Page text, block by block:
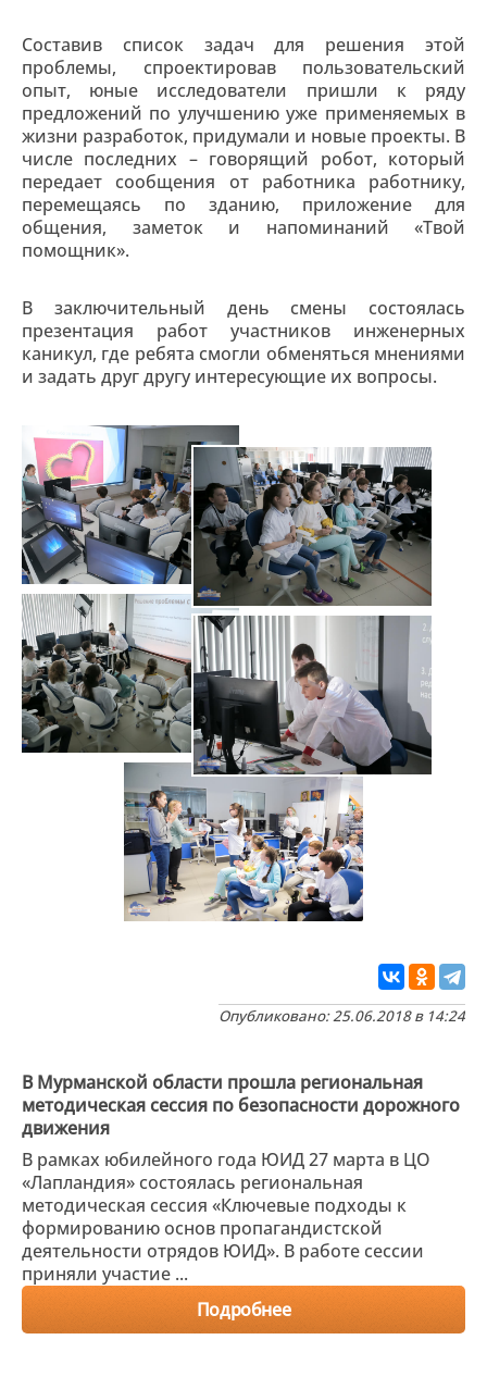
Составив список задач для решения этой
проблемы, спроектировав пользовательский
опыт, юные исследователи пришли к ряду
предложений по улучшению уже применяемых в
жизни разработок, придумали и новые проекты. В
числе последних – говорящий робот, который
передает сообщения от работника работнику,
перемещаясь по зданию, приложение для
общения, заметок и напоминаний «Твой
помощник».
В заключительный день смены состоялась
презентация работ участников инженерных
каникул, где ребята смогли обменяться мнениями
и задать друг другу интересующие их вопросы.
Опубликовано: 25.06.2018 в 14:24
В Мурманской области прошла региональная
методическая сессия по безопасности дорожного
движения
В рамках юбилейного года ЮИД 27 марта в ЦО
«Лапландия» состоялась региональная
методическая сессия «Ключевые подходы к
формированию основ пропагандистской
деятельности отрядов ЮИД». В работе сессии
приняли участие ...
Подробнее